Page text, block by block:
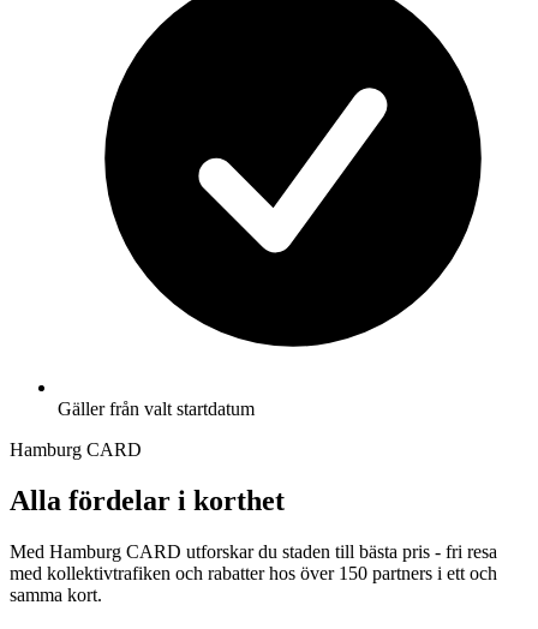
Gäller från valt startdatum
Hamburg CARD
Alla fördelar i korthet
Med Hamburg CARD utforskar du staden till bästa pris - fri resa
med kollektivtrafiken och rabatter hos över 150 partners i ett och
samma kort.